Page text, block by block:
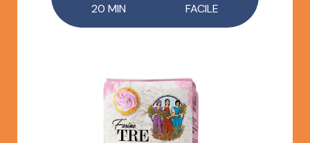
20 MIN FACILE